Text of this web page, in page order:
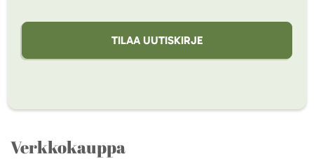
TILAA UUTISKIRJE
Verkkokauppa